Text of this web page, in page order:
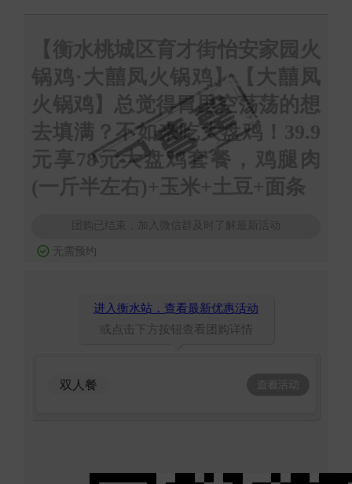
【衡水桃城区育才街怡安家园火
锅鸡·大囍凤火锅鸡】【大囍凤
火锅鸡】总觉得胃里空荡荡的想
去填满？不如来吃大盘鸡！39.9
元享78元大盘鸡套餐，鸡腿肉
(一斤半左右)+玉米+土豆+面条
团购已结束，加入微信群及时了解最新活动
无需预约
进入衡水站，查看最新优惠活动
或点击下方按钮查看团购详情
双人餐